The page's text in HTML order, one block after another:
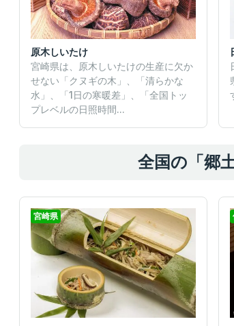
原木しいたけ
宮崎県は、原木しいたけの生産に欠か
せない「クヌギの木」、「清らかな
水」、「1日の寒暖差」、「全国トッ
プレベルの日照時間...
全国の「郷
宮崎県